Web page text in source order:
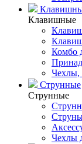
Клавишные
Комбо
Чехлы,
Струнные
Струнные
Чехлы